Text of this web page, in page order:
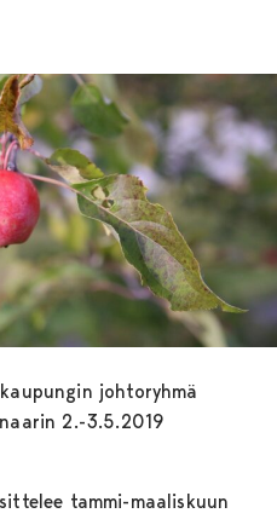
johtoryhmä
2.-3.5.2019
tammi-maaliskuun